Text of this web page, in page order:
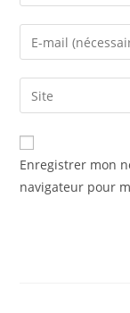
Enregistrer mon
navigateur pour